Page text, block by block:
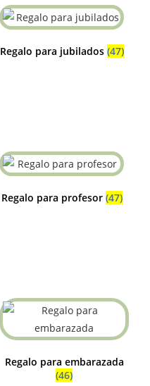
Regalo para jubilados (47)
Regalo para profesor (47)
Regalo para embarazada
(46)